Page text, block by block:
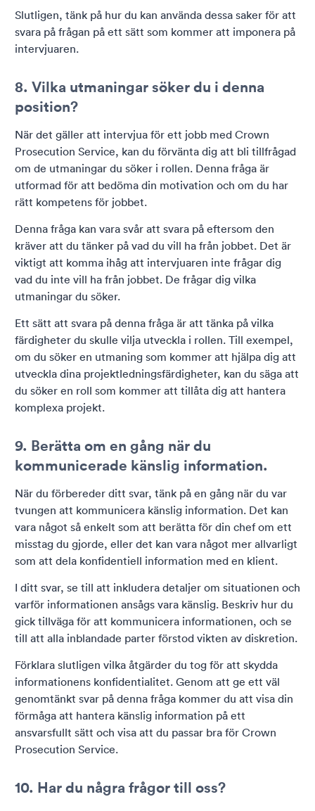
Slutligen, tänk på hur du kan använda dessa saker för att
svara på frågan på ett sätt som kommer att imponera på
intervjuaren.
8. Vilka utmaningar söker du i denna
position?
När det gäller att intervjua för ett jobb med Crown
Prosecution Service, kan du förvänta dig att bli tillfrågad
om de utmaningar du söker i rollen. Denna fråga är
utformad för att bedöma din motivation och om du har
rätt kompetens för jobbet.
Denna fråga kan vara svår att svara på eftersom den
kräver att du tänker på vad du vill ha från jobbet. Det är
viktigt att komma ihåg att intervjuaren inte frågar dig
vad du inte vill ha från jobbet. De frågar dig vilka
utmaningar du söker.
Ett sätt att svara på denna fråga är att tänka på vilka
färdigheter du skulle vilja utveckla i rollen. Till exempel,
om du söker en utmaning som kommer att hjälpa dig att
utveckla dina projektledningsfärdigheter, kan du säga att
du söker en roll som kommer att tillåta dig att hantera
komplexa projekt.
9. Berätta om en gång när du
kommunicerade känslig information.
När du förbereder ditt svar, tänk på en gång när du var
tvungen att kommunicera känslig information. Det kan
vara något så enkelt som att berätta för din chef om ett
misstag du gjorde, eller det kan vara något mer allvarligt
som att dela konfidentiell information med en klient.
I ditt svar, se till att inkludera detaljer om situationen och
varför informationen ansågs vara känslig. Beskriv hur du
gick tillväga för att kommunicera informationen, och se
till att alla inblandade parter förstod vikten av diskretion.
Förklara slutligen vilka åtgärder du tog för att skydda
informationens konfidentialitet. Genom att ge ett väl
genomtänkt svar på denna fråga kommer du att visa din
förmåga att hantera känslig information på ett
ansvarsfullt sätt och visa att du passar bra för Crown
Prosecution Service.
10. Har du några frågor till oss?